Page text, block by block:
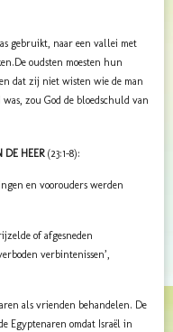
gebruikt, naar een vallei met
De oudsten moesten hun
dat zij niet wisten wie de man
zou God de bloedschuld van
HEER(23:1-8):
en voorouders werden
of afgesneden
verbintenissen’,
als vrienden behandelen. De
Egyptenaren omdat Israël in